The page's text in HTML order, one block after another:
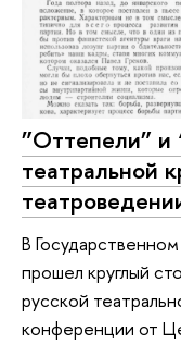
”Оттепели” и
театральной
В
прошел круглый
русской
конференции от